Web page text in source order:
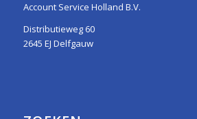
Account Service Holland B.V.
Distributieweg 60
2645 EJ Delfgauw